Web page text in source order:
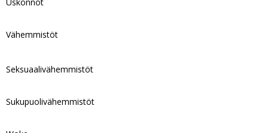
Vähemmistöt
Seksuaalivähemmistöt
Sukupuolivähemmistöt